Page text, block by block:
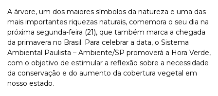
A árvore, um dos maiores símbolos da natureza e uma das
mais importantes riquezas naturais, comemora o seu dia na
próxima segunda-feira (21), que também marca a chegada
da primavera no Brasil. Para celebrar a data, o Sistema
Ambiental Paulista – Ambiente/SP promoverá a Hora Verde,
com o objetivo de estimular a reflexão sobre a necessidade
da conservação e do aumento da cobertura vegetal em
nosso estado.